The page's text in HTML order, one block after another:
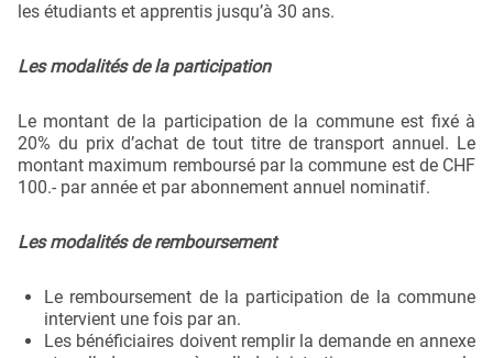
les étudiants et apprentis jusqu’à 30 ans.
Les modalités de la participation
Le montant de la participation de la commune est fixé à
20% du prix d’achat de tout titre de transport annuel. Le
montant maximum remboursé par la commune est de CHF
100.- par année et par abonnement annuel nominatif.
Les modalités de remboursement
Le remboursement de la participation de la commune
intervient une fois par an.
Les bénéficiaires doivent remplir la demande en annexe